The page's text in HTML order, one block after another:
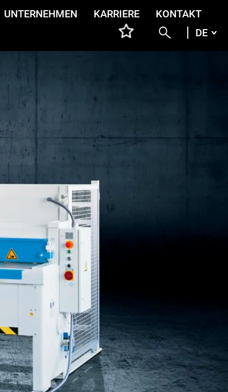
UNTERNEHMEN KARRIERE
KONTAKT
DE